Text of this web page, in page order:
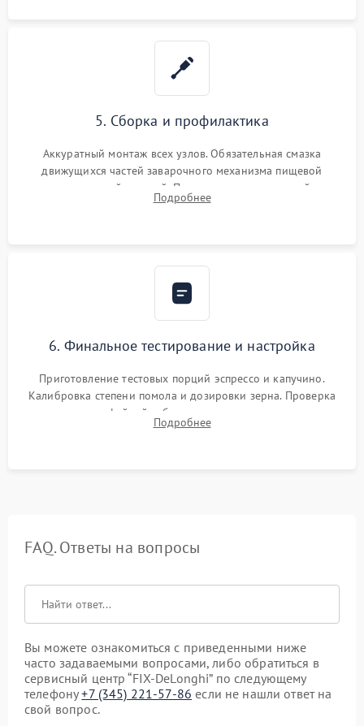
5. Сборка и профилактика
Аккуратный монтаж всех узлов. Обязательная смазка
движущихся частей заварочного механизма пищевой
силиконовой смазкой. Проведение программной
декальцинации и очистки системы от кофейных масел.
Подробнее
6. Финальное тестирование и настройка
Приготовление тестовых порций эспрессо и капучино.
Калибровка степени помола и дозировки зерна. Проверка
плотности кофейной таблетки, температуры напитка и
качества молочной пены. Контроль отсутствия посторонних
Подробнее
FAQ. Ответы на вопросы
Вы можете ознакомиться с приведенными ниже
часто задаваемыми вопросами, либо обратиться в
сервисный центр “FIX-DeLonghi” по следующему
телефону+7 (345) 221-57-86 если не нашли ответ на
свой вопрос.